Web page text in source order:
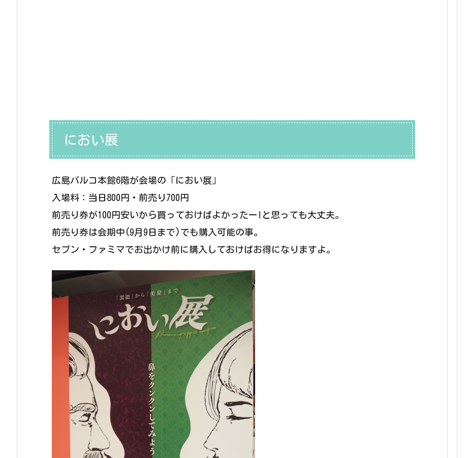
におい展
広島パルコ本館6階が会場の「におい展」
入場料：当日800円・前売り700円
前売り券が100円安いから買っておけばよかったー!と思っても大丈夫。
前売り券は会期中(9月9日まで)でも購入可能の事。
セブン・ファミマでお出かけ前に購入しておけばお得になりますよ。